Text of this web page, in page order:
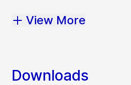
View More
Downloads